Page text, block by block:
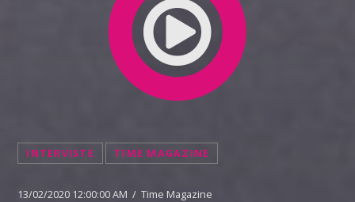
INTERVISTE TIME MAGAZINE
13/02/2020 12:00:00 AM / Time Magazine